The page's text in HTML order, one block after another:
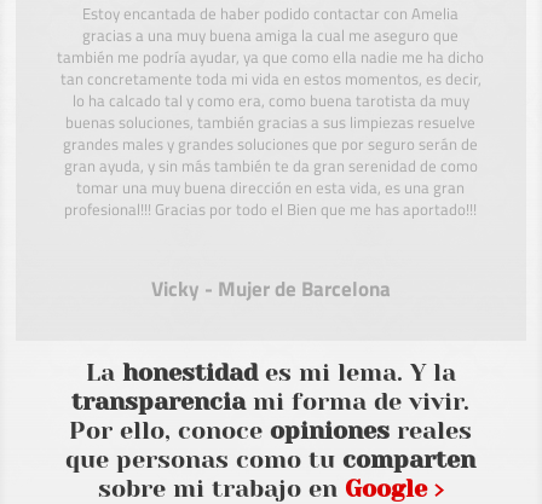
Estoy encantada de haber podido contactar con Amelia
gracias a una muy buena amiga la cual me aseguro que
también me podría ayudar, ya que como ella nadie me ha dicho
tan concretamente toda mi vida en estos momentos, es decir,
lo ha calcado tal y como era, como buena tarotista da muy
buenas soluciones, también gracias a sus limpiezas resuelve
grandes males y grandes soluciones que por seguro serán de
gran ayuda, y sin más también te da gran serenidad de como
tomar una muy buena dirección en esta vida, es una gran
profesional!!! Gracias por todo el Bien que me has aportado!!!
Vicky - Mujer de Barcelona
La honestidades mi lema. Y la
transparenciami forma de vivir.
Por ello, conoceopiniones reales
que personas como tucomparten
sobre mi trabajo en Google ›